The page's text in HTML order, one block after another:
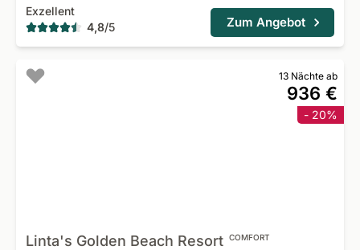
Exzellent
4,8/5 Zum Angebot
13 Nächte ab
936 €
- 20%
Linta's Golden Beach Resort COMFORT